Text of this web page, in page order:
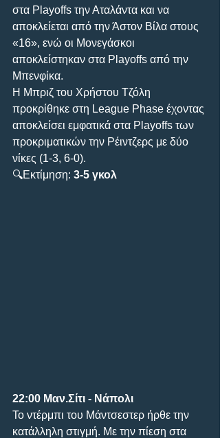
στα Playoffs την Αταλάντα και να
αποκλείεται από την Άστον Βίλα στους
«16», ενώ οι Μονεγάσκοι
αποκλείστηκαν στα Playoffs από την
Μπενφίκα.
Η Μπριζ του Χρήστου Τζόλη
προκρίθηκε στη League Phase έχοντας
αποκλείσει εμφατικά στα Playoffs των
προκριματικών την Ρέιντζερς με δύο
νίκες (1-3, 6-0).
🔍Εκτίμηση: 3-5 γκολ
22:00 Μαν.Σίτι - Νάπολι
Το ντέρμπι του Μάντσεστερ ήρθε την
κατάλληλη στιγμή. Με την πίεση στα